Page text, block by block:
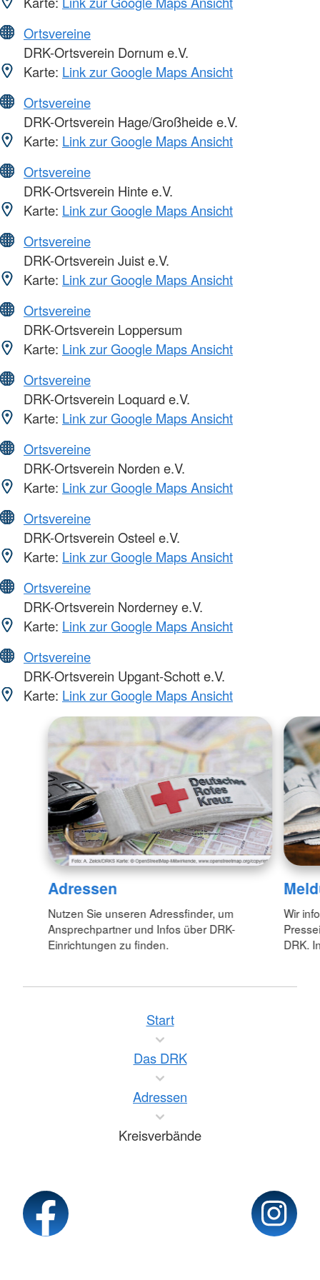
Ortsvereine
DRK-Ortsverein Dornum e.V.
Karte: Link zur Google Maps Ansicht
Ortsvereine
DRK-Ortsverein Hage/Großheide e.V.
Karte: Link zur Google Maps Ansicht
Ortsvereine
DRK-Ortsverein Hinte e.V.
Karte: Link zur Google Maps Ansicht
Ortsvereine
DRK-Ortsverein Juist e.V.
Karte: Link zur Google Maps Ansicht
Ortsvereine
DRK-Ortsverein Loppersum
Karte: Link zur Google Maps Ansicht
Ortsvereine
DRK-Ortsverein Loquard e.V.
Karte: Link zur Google Maps Ansicht
Ortsvereine
DRK-Ortsverein Norden e.V.
Karte: Link zur Google Maps Ansicht
Ortsvereine
DRK-Ortsverein Osteel e.V.
Karte: Link zur Google Maps Ansicht
Ortsvereine
DRK-Ortsverein Norderney e.V.
Karte: Link zur Google Maps Ansicht
Ortsvereine
DRK-Ortsverein Upgant-Schott e.V.
Karte: Link zur Google Maps Ansicht
Adressen
Nutzen Sie unseren Adressfinder, um
Ansprechpartner und Infos über DRK-
Einrichtungen zu finden.
Wir
DRK.
Start
Das DRK
Adressen
Kreisverbände